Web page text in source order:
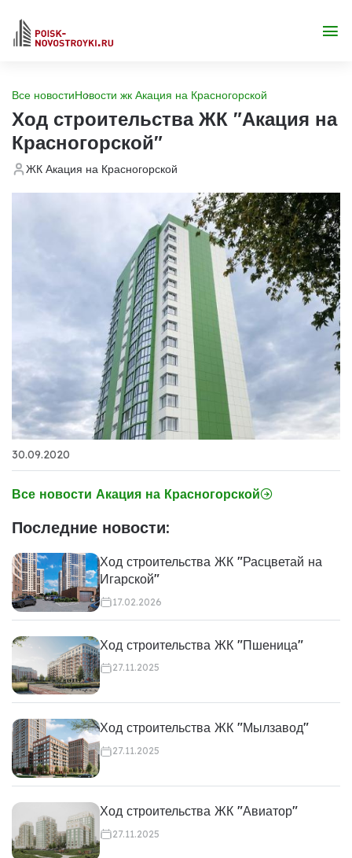
Все новостиНовости жк Акация на Красногорской
Ход строительства ЖК "Акация на
Красногорской"
ЖК Акация на Красногорской
30.09.2020
Все новости Акация на Красногорской
Последние новости:
Ход строительства ЖК "Расцветай на
Игарской"
17.02.2026
Ход строительства ЖК "Пшеница"
27.11.2025
Ход строительства ЖК "Мылзавод"
27.11.2025
Ход строительства ЖК "Авиатор"
27.11.2025